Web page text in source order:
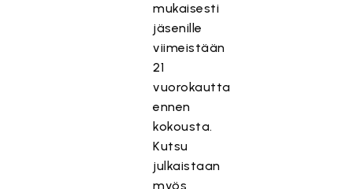
mukaisesti
jäsenille
viimeistään
21
vuorokautta
ennen
kokousta.
Kutsu
julkaistaan
myös